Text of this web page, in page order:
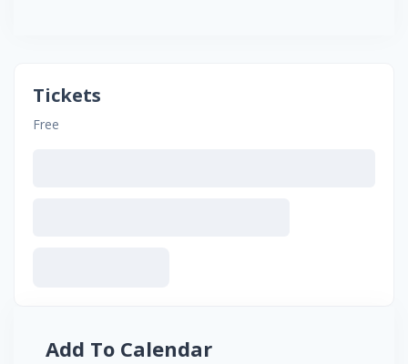
Tickets
Free
Add To Calendar